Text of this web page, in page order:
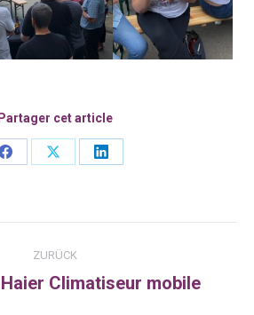
Partager cet article
Share
Share
Share
ZURÜCK
Vorheriger
Climatiseur mobile